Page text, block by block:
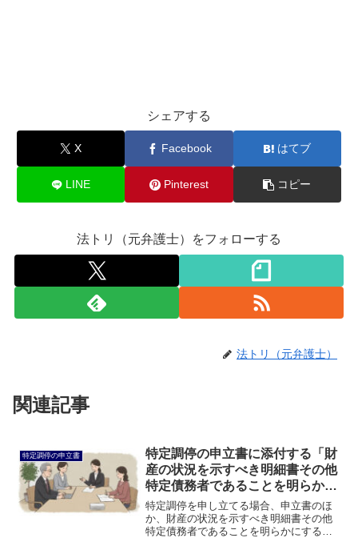
シェアする
X Facebook はてブ
LINE Pinterest コピー
法トリ（元弁護士）をフォローする
法トリ（元弁護士）
関連記事
特定調停の申立書
特定調停の申立書に添付する「財
産の状況を示すべき明細書その他
特定債務者であることを明らかに
する資料」とは？
特定調停を申し立てる場合、申立書のほ
か、財産の状況を示すべき明細書その他
特定債務者であることを明らかにする資